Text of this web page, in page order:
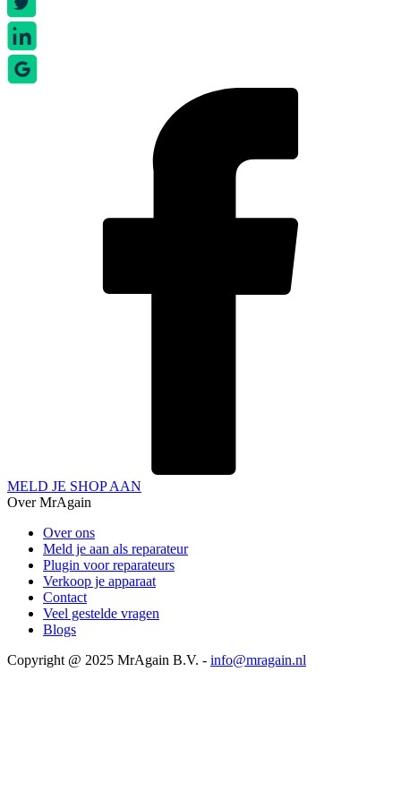
MELD JE SHOP AAN
Over MrAgain
Over ons
Meld je aan als reparateur
Plugin voor reparateurs
Verkoop je apparaat
Contact
Veel gestelde vragen
Blogs
Copyright @ 2025 MrAgain B.V. - info@mragain.nl